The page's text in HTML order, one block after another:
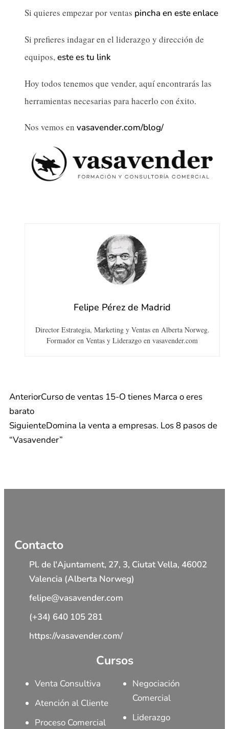
Si quieres empezar por ventas pincha en este enlace
Si prefieres indagar en el liderazgo y dirección de
equipos,este es tu link
Hoy todos tenemos que vender, aquí encontrarás las
herramientas necesarias para hacerlo con éxito.
Nos vemos en vasavender.com/blog/
Felipe Pérez de Madrid
Director Estrategia, Marketing y Ventas en Alberta Norweg.
Formador en Ventas y Liderazgo en vasavender.com
AnteriorCurso de ventas 15-O tienes Marca o eres
barato
SiguienteDomina la venta a empresas. Los 8 pasos de
“Vasavender”
Contacto
Pl. de l'Ajuntament, 27, 3, Ciutat Vella, 46002
Valencia (Alberta Norweg)
felipe@vasavender.com
(+34) 640 105 281
https://vasavender.com/
Cursos
Venta Consultiva
Atención al Cliente
Proceso Comercial
Negociación
Comercial
Liderazgo